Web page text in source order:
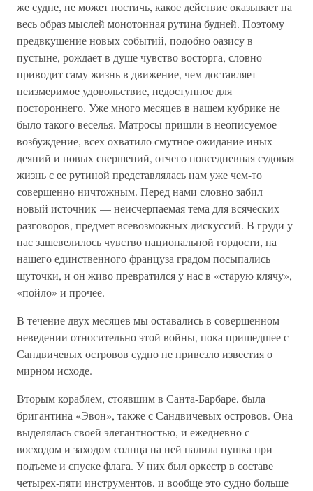
же судне, не может постичь, какое действие оказывает на
весь образ мыслей монотонная рутина будней. Поэтому
предвкушение новых событий, подобно оазису в
пустыне, рождает в душе чувство восторга, словно
приводит саму жизнь в движение, чем доставляет
неизмеримое удовольствие, недоступное для
постороннего. Уже много месяцев в нашем кубрике не
было такого веселья. Матросы пришли в неописуемое
возбуждение, всех охватило смутное ожидание иных
деяний и новых свершений, отчего повседневная судовая
жизнь с ее рутиной представлялась нам уже чем-то
совершенно ничтожным. Перед нами словно забил
новый источник — неисчерпаемая тема для всяческих
разговоров, предмет всевозможных дискуссий. В груди у
нас зашевелилось чувство национальной гордости, на
нашего единственного француза градом посыпались
шуточки, и он живо превратился у нас в «старую клячу»,
«пойло» и прочее.
В течение двух месяцев мы оставались в совершенном
неведении относительно этой войны, пока пришедшее с
Сандвичевых островов судно не привезло известия о
мирном исходе.
Вторым кораблем, стоявшим в Санта-Барбаре, была
бригантина «Эвон», также с Сандвичевых островов. Она
выделялась своей элегантностью, и ежедневно с
восходом и заходом солнца на ней палила пушка при
подъеме и спуске флага. У них был оркестр в составе
четырех-пяти инструментов, и вообще это судно больше